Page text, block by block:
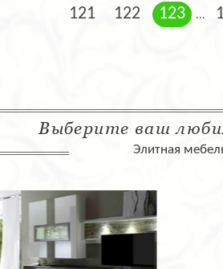
121 122 123 ...
Выберите ваш
Элитная